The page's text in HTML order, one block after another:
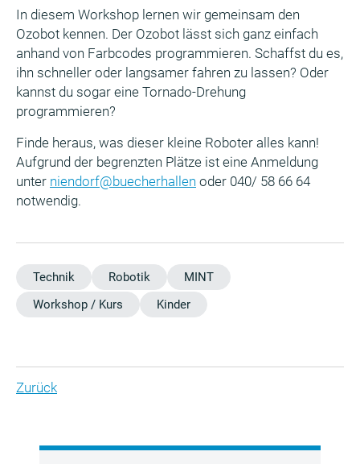
In diesem Workshop lernen wir gemeinsam den
Ozobot kennen. Der Ozobot lässt sich ganz einfach
anhand von Farbcodes programmieren. Schaffst du es,
ihn schneller oder langsamer fahren zu lassen? Oder
kannst du sogar eine Tornado-Drehung
programmieren?
Finde heraus, was dieser kleine Roboter alles kann!
Aufgrund der begrenzten Plätze ist eine Anmeldung
unter niendorf@buecherhallen oder 040/ 58 66 64
notwendig.
Technik Robotik
MINT
Workshop / Kurs
Kinder
Zurück